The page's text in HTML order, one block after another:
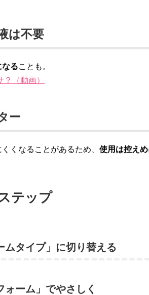
は不要
なることも。
（動画）
ー
くなることがあるため、 使用は控えめ
テップ
タイプ」に切り替える
ーム」でやさしく